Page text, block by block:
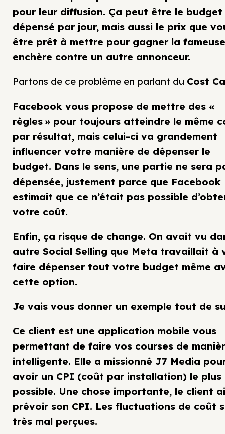
pour leur diffusion. Ça peut être le budget
dépensé par jour, mais aussi le prix que
être prêt à mettre pour gagner la fameuse
enchère contre un autre annonceur.
Partons de ce problème en parlant du Cost
Facebook vous propose de mettre des «
règles » pour toujours atteindre le même
par résultat, mais celui-ci va grandement
influencer votre manière de dépenser le
budget. Dans le sens, une partie ne sera
dépensée, justement parce que Facebook
estimait que ce n’était pas possible
votre coût.
Enfin, ça risque de change. On avait vu
autre Social Selling que Meta travaillait à
faire dépenser tout votre budget même
cette option.
Je vais vous donner un exemple tout de
Ce client est une application mobile vous
permettant de faire vos courses de
intelligente. Elle a missionné J7 Media
avoir un CPI (coût par installation) le plus
possible. Une chose importante, le client
prévoir son CPI. Les fluctuations de coût
très mal perçues.